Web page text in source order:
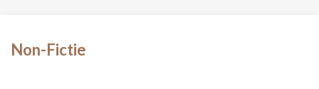
Non-Fictie